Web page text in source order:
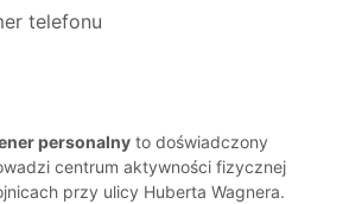
telefonu
personalny to doświadczony
centrum aktywności fizycznej
przy ulicy Huberta Wagnera.